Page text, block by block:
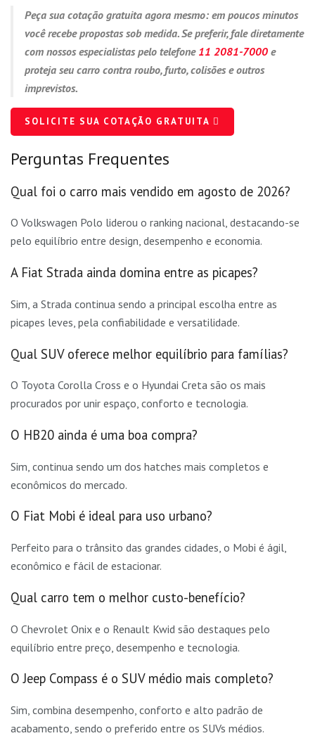
Peça sua cotação gratuita agora mesmo: em poucos minutos
você recebe propostas sob medida. Se preferir, fale diretamente
com nossos especialistas pelo telefone 11 2081-7000 e
proteja seu carro contra roubo, furto, colisões e outros
imprevistos.
SOLICITE SUA COTAÇÃO GRATUITA
Perguntas Frequentes
Qual foi o carro mais vendido em agosto de 2026?
O Volkswagen Polo liderou o ranking nacional, destacando-se
pelo equilíbrio entre design, desempenho e economia.
A Fiat Strada ainda domina entre as picapes?
Sim, a Strada continua sendo a principal escolha entre as
picapes leves, pela confiabilidade e versatilidade.
Qual SUV oferece melhor equilíbrio para famílias?
O Toyota Corolla Cross e o Hyundai Creta são os mais
procurados por unir espaço, conforto e tecnologia.
O HB20 ainda é uma boa compra?
Sim, continua sendo um dos hatches mais completos e
econômicos do mercado.
O Fiat Mobi é ideal para uso urbano?
Perfeito para o trânsito das grandes cidades, o Mobi é ágil,
econômico e fácil de estacionar.
Qual carro tem o melhor custo-benefício?
O Chevrolet Onix e o Renault Kwid são destaques pelo
equilíbrio entre preço, desempenho e tecnologia.
O Jeep Compass é o SUV médio mais completo?
Sim, combina desempenho, conforto e alto padrão de
acabamento, sendo o preferido entre os SUVs médios.